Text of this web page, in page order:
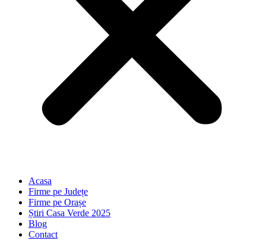
Acasa
Firme pe Județe
Firme pe Orașe
Știri Casa Verde 2025
Blog
Contact